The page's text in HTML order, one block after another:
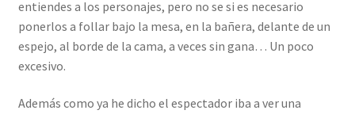
entiendes a los personajes, pero no se si es necesario
ponerlos a follar bajo la mesa, en la bañera, delante de un
espejo, al borde de la cama, a veces sin gana… Un poco
excesivo.
Además como ya he dicho el espectador iba a ver una